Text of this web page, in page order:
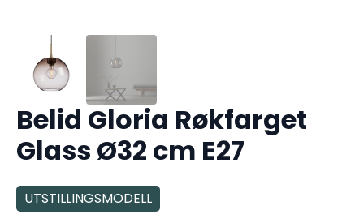
Belid Gloria Røkfarget
Glass Ø32 cm E27
UTSTILLINGSMODELL